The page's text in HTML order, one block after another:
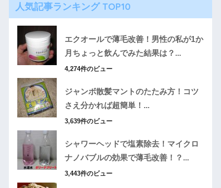
人気記事ランキング TOP10
エクオールで薄毛改善！男性の私が1か
月ちょっと飲んでみた結果は？...
4,274件のビュー
ジャンボ散髪マントのたたみ方！コツ
さえ分かれば超簡単！...
3,639件のビュー
シャワーヘッドで塩素除去！マイクロ
ナノバブルの効果で薄毛改善！？...
3,443件のビュー